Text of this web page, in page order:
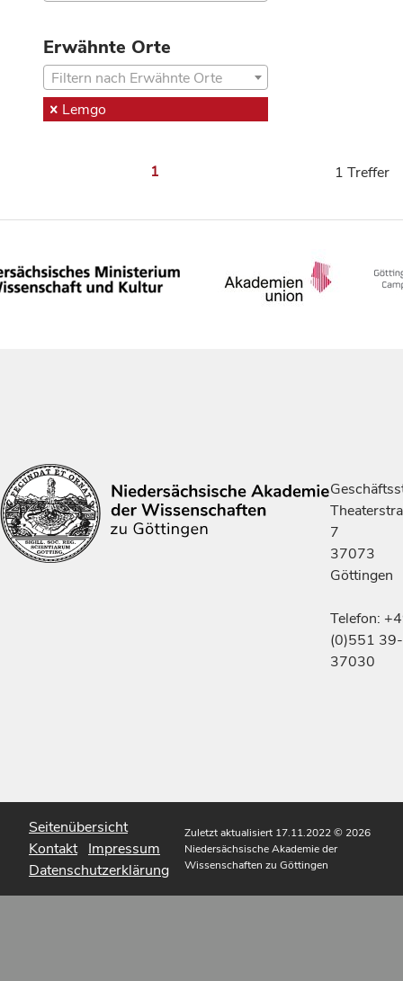
Erwähnte Orte
Filtern nach Erwähnte Orte
Lemgo
1 1 Treffer
7
37073
Göttingen
Telefon:
(0)551 39-
37030
Seitenübersicht
Kontakt Impressum
Datenschutzerklärung
Zuletzt aktualisiert 17.11.2022© 2026
Niedersächsische Akademie der
Wissenschaften zu Göttingen